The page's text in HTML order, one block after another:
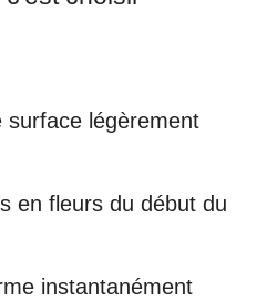
surface légèrement
en fleurs du début du
instantanément